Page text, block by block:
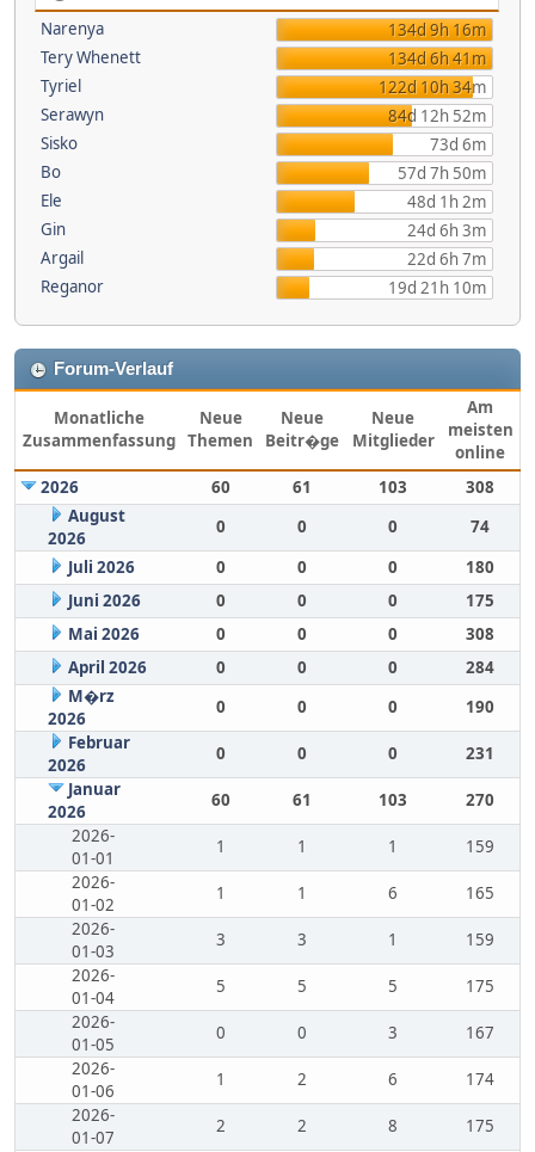
Narenya
134d 9h 16m
Tery Whenett
134d 6h 41m
Tyriel
122d 10h 34m
Serawyn
84d 12h 52m
Sisko
73d 6m
Bo
57d 7h 50m
Ele
48d 1h 2m
Gin
24d 6h 3m
Argail
22d 6h 7m
Reganor
19d 21h 10m
Forum-Verlauf
Monatliche
Zusammenfassung
Neue
Themen
Neue
Beitr�ge
Neue
Mitglieder
Am
meisten
online
2026
60 61 103
308
August
2026
0 0 0
74
Juli 2026
0 0 0
180
Juni 2026
0 0 0
175
Mai 2026
0 0 0
308
April 2026
0 0 0
284
M�rz
2026
0 0 0
190
Februar
2026
0 0 0
231
Januar
2026
60 61 103
270
2026-
01-01
1 1 1
159
2026-
01-02
1 1 6
165
2026-
01-03
3 3 1
159
2026-
01-04
5 5 5
175
2026-
01-05
0 0 3
167
2026-
01-06
1 2 6
174
2026-
01-07
2 2 8
175